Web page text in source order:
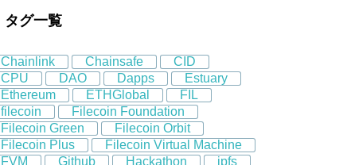
タグ一覧
Chainlink Chainsafe
CID
CPU
DAO Dapps
Estuary
Ethereum
ETHGlobal
FIL
filecoin
Filecoin Foundation
Filecoin Green
Filecoin Orbit
Filecoin Plus
Filecoin Virtual Machine
FVM
Github Hackathon
ipfs